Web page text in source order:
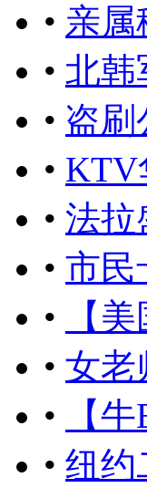
• 亲属
• 北韩
• 盗刷
• KTV
• 法拉
• 市民
•
【
• 女老
•
【
• 纽约